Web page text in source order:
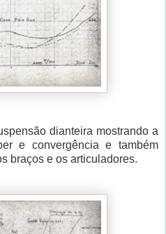
dianteira mostrando a
e convergência e também
braços e os articuladores.